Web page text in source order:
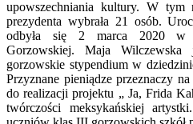
upowszechniania kultury. W tym
prezydenta wybrała 21 osób.
odbyła się 2 marca 2020 w
Gorzowskiej. Maja
gorzowskie stypendium w
Przyznane pieniądze przeznaczy
do realizacji projektu „ Ja, Frida
twórczości meksykańskiej